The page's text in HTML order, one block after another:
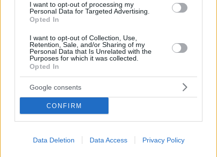
I want to opt-out of processing my
Personal Data for Targeted Advertising.
Opted In
I want to opt-out of Collection, Use,
Retention, Sale, and/or Sharing of my
Personal Data that Is Unrelated with the
Purposes for which it was collected.
Opted In
Google consents
CONFIRM
Data Deletion Data Access Privacy Policy
Kyiv offrirà concessioni?
dei colloqui formali di adesione all’UE.
Quanto sarà dura la pressione di Bruxelles?
I leader
dell’UE vogliono l’unità sull’Ucraina, ma le fasi di
adesione richiedono ancora un accordo politico tra gli
Stati membri.
Entrambe le parti stanno segnalando un’apertura, ma
non sono d’accordo sul fatto che ci sia un ‘problema
reale’ da risolvere.
contemporaneamente: ricostruire la posizione dell’Ungheria a
Bruxelles, insistendo al contempo sul fatto che gli ungheresi